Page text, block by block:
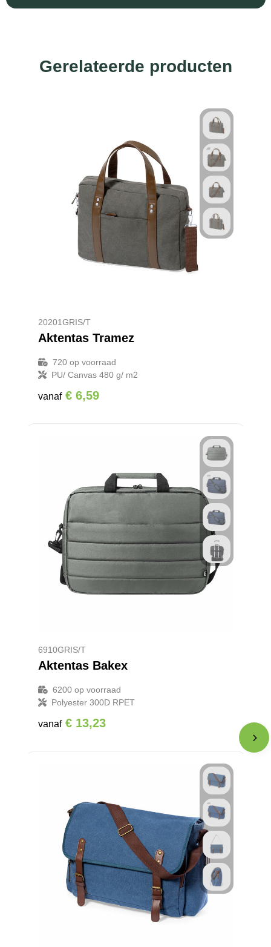
Gerelateerde producten
20201GRIS/T
Aktentas Tramez
720op voorraad
PU/ Canvas 480 g/ m2
vanaf € 6,59
6910GRIS/T
Aktentas Bakex
6200op voorraad
Polyester 300D RPET
vanaf € 13,23